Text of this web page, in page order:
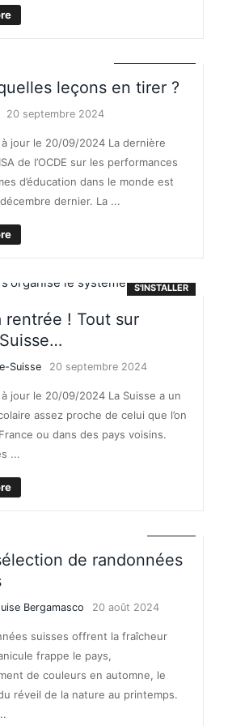
leçons en tirer ?
20 septembre 2024
jour le 20/09/2024 La dernière
de l’OCDE sur les performances
d’éducation dans le monde est
dernier. La ...
S'INSTALLER
rentrée ! Tout sur
Suisse 20 septembre 2024
jour le 20/09/2024 La Suisse a un
assez proche de celui que l’on
ou dans des pays voisins.
...
de randonnées
Bergamasco 20 août 2024
suisses offrent la fraîcheur
frappe le pays,
de couleurs en automne, le
réveil de la nature au printemps.